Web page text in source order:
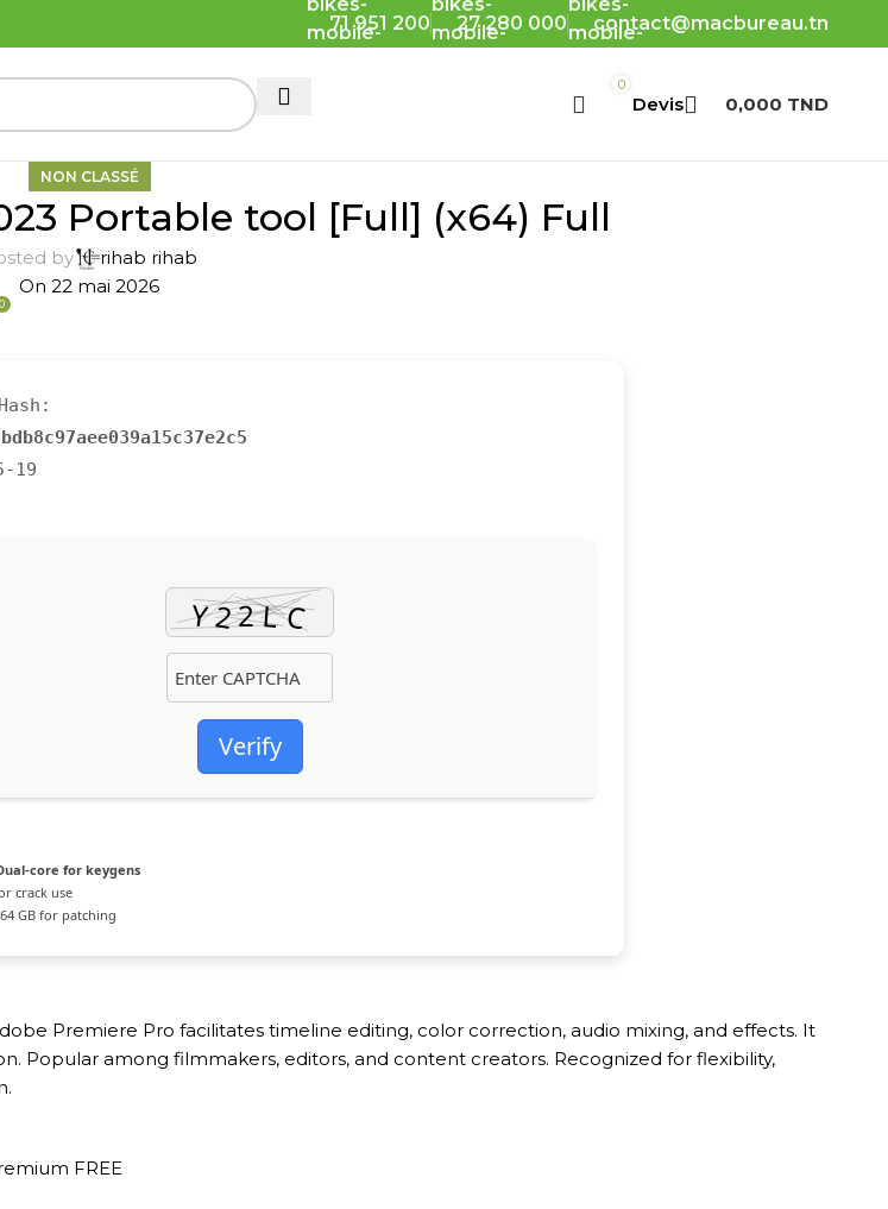
71 951 200 27 280 000 contact@macbureau.tn
0
0,000 TND
NON CLASSÉ
Portable tool [Full] (x64) Full
by
rihab rihab
On 22 mai 2026
0
19
Verify
core for keygens
crack use
64 GB for patching
Premiere Pro facilitates timeline editing, color correction, audio mixing, and effects. It
Popular among filmmakers, editors, and content creators. Recognized for flexibility,
FREE